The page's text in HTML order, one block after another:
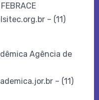
– (11)
Agência de
– (11)